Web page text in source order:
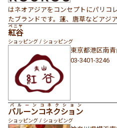
はネオアジアをコンセプトにパリコ
たブランドです。蓮、唐草などアジ
アジア服をデザインしています。
紅谷
ベニヤ
ショッピング / ショッピング
東京都港区南
03-3401-3246
バルーンコネクション
バルーンコネクション
ショッピング / ショッピング